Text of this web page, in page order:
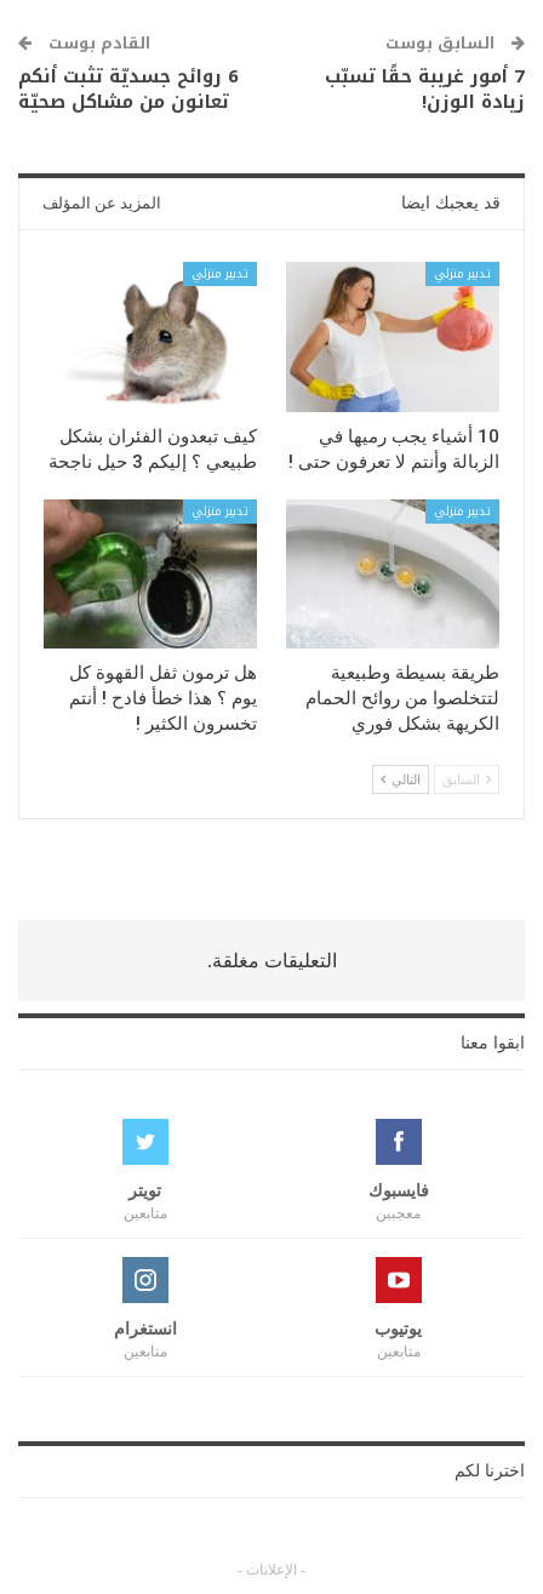
السابق بوست
7 أمور غريبة حقًا تسبّب
زيادة الوزن!
القادم بوست
6 روائح جسديّة تثبت أنكم
تعانون من مشاكل صحيّة
قد يعجبك ايضا المزيد عن المؤلف
تدبير منزلي
10 أشياء يجب رميها في
الزبالة وأنتم لا تعرفون حتى !
تدبير منزلي
كيف تبعدون الفئران بشكل
طبيعي ؟ إليكم 3 حيل ناجحة
تدبير منزلي
طريقة بسيطة وطبيعية
لتتخلصوا من روائح الحمام
الكريهة بشكل فوري
تدبير منزلي
هل ترمون ثفل القهوة كل
يوم ؟ هذا خطأ فادح ! أنتم
تخسرون الكثير !
السابق التالي
التعليقات مغلقة.
ابقوا معنا
فايسبوك
معجبين
تويتر
متابعين
يوتيوب
متابعين
انستغرام
متابعين
اخترنا لكم
- الإعلانات -